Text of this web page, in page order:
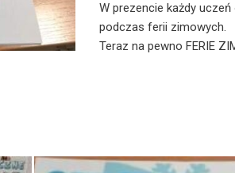
W prezencie każdy
podczas ferii zimowych.
Teraz na pewno FERIE